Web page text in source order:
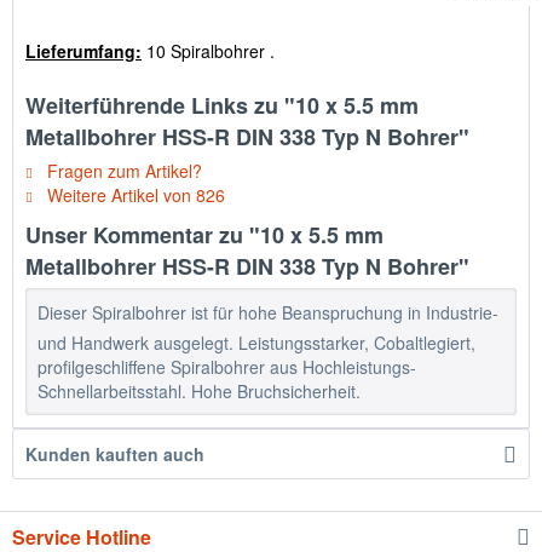
Lieferumfang: 10 Spiralbohrer .
Weiterführende Links zu "10 x 5.5 mm
Metallbohrer HSS-R DIN 338 Typ N Bohrer"
Fragen zum Artikel?
Weitere Artikel von 826
Unser Kommentar zu "10 x 5.5 mm
Metallbohrer HSS-R DIN 338 Typ N Bohrer"
Dieser Spiralbohrer ist für hohe Beanspruchung in Industrie-
und Handwerk ausgelegt. Leistungsstarker, Cobaltlegiert,
profilgeschliffene Spiralbohrer aus Hochleistungs-
Schnellarbeitsstahl. Hohe Bruchsicherheit.
Kunden kauften auch
Service Hotline